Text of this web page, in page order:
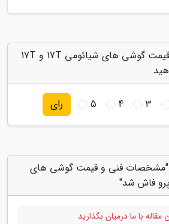
به "مشخصات فنی و قیمت گوشی های شیائومی 17T و 17T
3
4
5 رای
"مشخصات فنی و قیمت گوشی های
با ما درمیان بگذارید